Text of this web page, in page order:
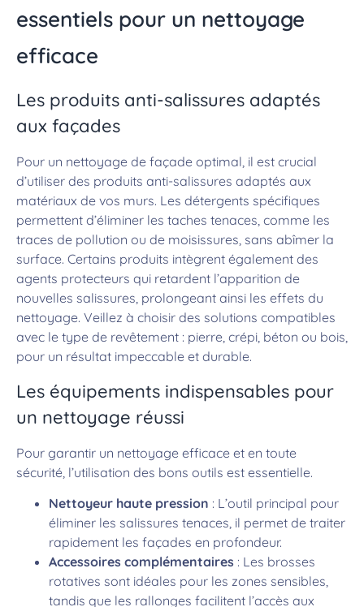
essentiels pour un nettoyage
efficace
Les produits anti-salissures adaptés
aux façades
Pour un nettoyage de façade optimal, il est crucial
d’utiliser des produits anti-salissures adaptés aux
matériaux de vos murs. Les détergents spécifiques
permettent d’éliminer les taches tenaces, comme les
traces de pollution ou de moisissures, sans abîmer la
surface. Certains produits intègrent également des
agents protecteurs qui retardent l’apparition de
nouvelles salissures, prolongeant ainsi les effets du
nettoyage. Veillez à choisir des solutions compatibles
avec le type de revêtement : pierre, crépi, béton ou bois,
pour un résultat impeccable et durable.
Les équipements indispensables pour
un nettoyage réussi
Pour garantir un nettoyage efficace et en toute
sécurité, l’utilisation des bons outils est essentielle.
Nettoyeur haute pression : L’outil principal pour
éliminer les salissures tenaces, il permet de traiter
rapidement les façades en profondeur.
Accessoires complémentaires : Les brosses
rotatives sont idéales pour les zones sensibles,
tandis que les rallonges facilitent l’accès aux